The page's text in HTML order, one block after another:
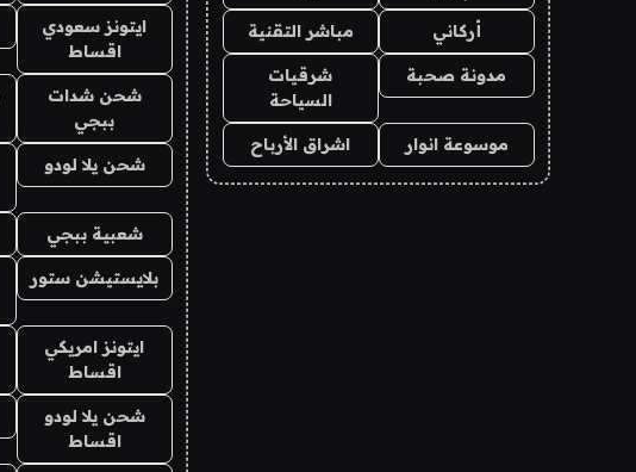
أركاني مباشر التقنية
مدونة صحبة
شرقيات
السياحة
موسوعة انوار اشراق الأرباح
ايتونز سعودي
اقساط
شحن شدات
ببجي
شحن يلا لودو
شعبية ببجي
بلايستيشن ستور
ايتونز امريكي
اقساط
شحن يلا لودو
اقساط